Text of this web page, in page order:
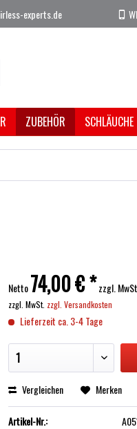
experts.de
ZUBEHÖR SCHLÄUCHE
Netto74,00 € *zzgl. MwSt.
zzgl. MwSt. zzgl. Versandkosten
Lieferzeit ca. 3-4 Tage
Vergleichen Merken
Artikel-Nr.: